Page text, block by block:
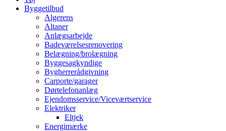
Byggetilbud
Algerens
Altaner
Anlægsarbejde
Badeværelsesrenovering
Belægning/brolægning
Byggesagkyndige
Bygherrerådgivning
Carporte/garager
Dørtelefonanlæg
Ejendomsservice/Viceværtservice
Elektriker
Eltjek
Energimærke